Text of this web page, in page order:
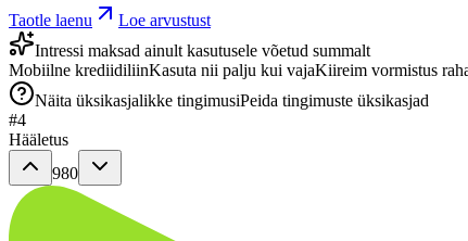
Taotle laenu
Loe arvustust
Intressi maksad ainult kasutusele võetud summalt
Mobiilne krediidiliinKasuta nii palju kui vajaKiireim vormistus
Näita üksikasjalikke tingimusiPeida tingimuste üksikasjad
#4
Hääletus
980